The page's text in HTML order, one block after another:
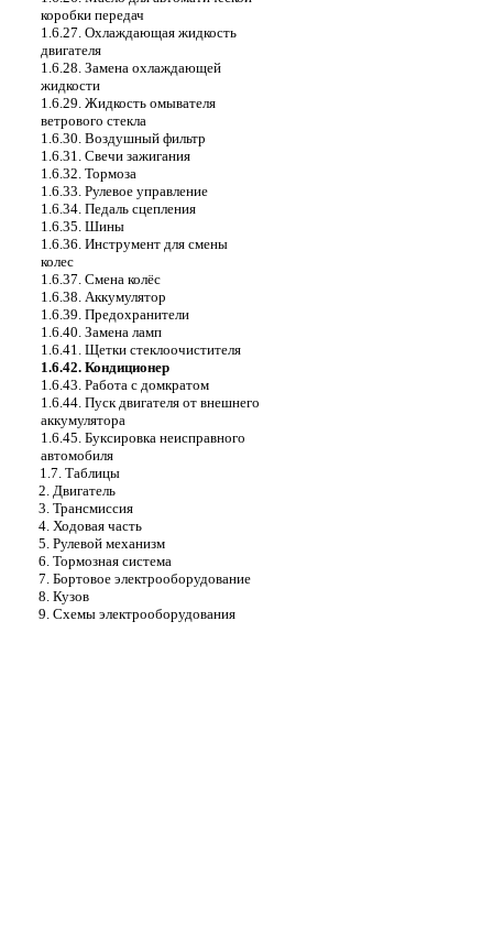
коробки передач
1.6.27. Охлаждающая жидкость
двигателя
1.6.28. Замена охлаждающей
жидкости
1.6.29. Жидкость омывателя
ветрового стекла
1.6.30. Воздушный фильтр
1.6.31. Свечи зажигания
1.6.32. Тормоза
1.6.33. Рулевое управление
1.6.34. Педаль сцепления
1.6.35. Шины
1.6.36. Инструмент для смены
колес
1.6.37. Смена колёс
1.6.38. Аккумулятор
1.6.39. Предохранители
1.6.40. Замена ламп
1.6.41. Щетки стеклоочистителя
1.6.42. Кондиционер
1.6.43. Работа с домкратом
1.6.44. Пуск двигателя от внешнего
аккумулятора
1.6.45. Буксировка неисправного
автомобиля
1.7. Таблицы
2. Двигатель
3. Трансмиссия
4. Ходовая часть
5. Рулевой механизм
6. Тормозная система
7. Бортовое электрооборудование
8. Кузов
9. Схемы электрооборудования